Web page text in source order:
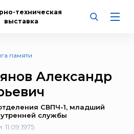
техническая
выставка
памяти
Александр
СВПЧ-1, младший
службы
11.09.1975